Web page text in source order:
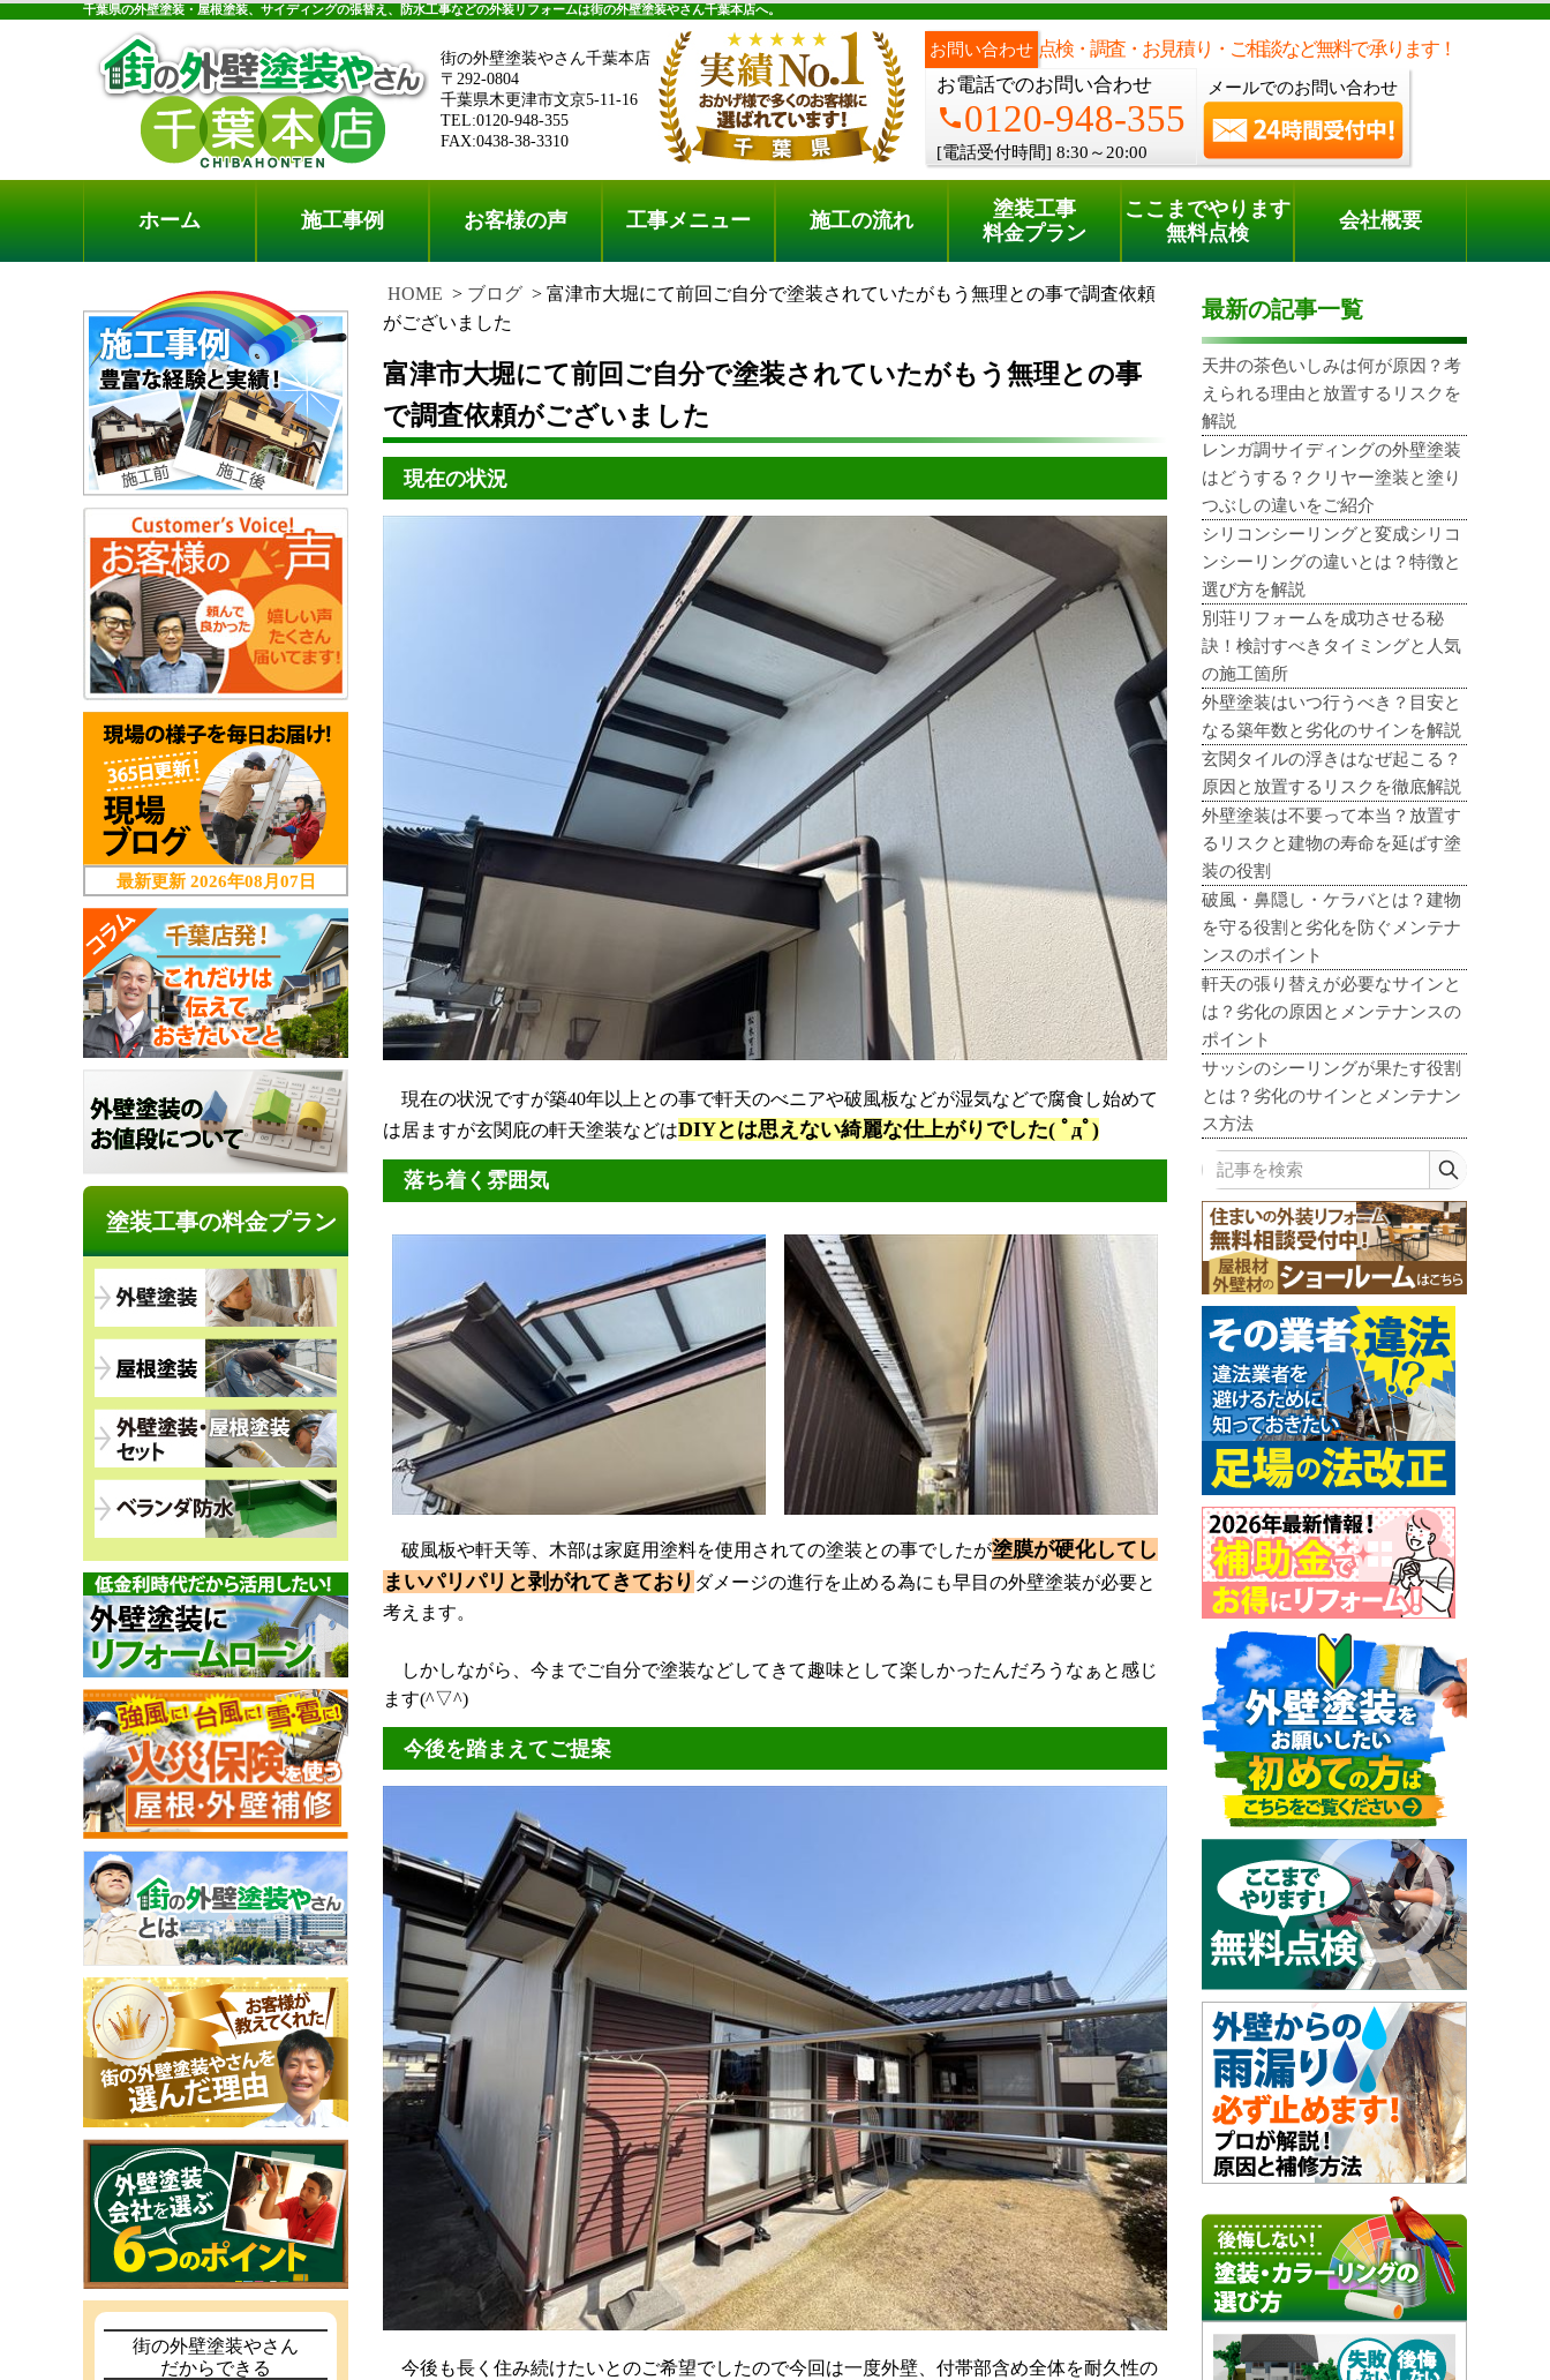
千葉県の外壁塗装・屋根塗装、サイディングの張替え、防水工事などの外装リフォームは街の外壁塗装やさん千葉本店へ。
街の外壁塗装やさん千葉本店
〒292-0804
千葉県木更津市文京5-11-16
TEL:0120-948-355
FAX:0438-38-3310
お問い合わせ 点検・調査・お見積り・ご相談など無料で承ります！
お電話でのお問い合わせ
phone0120-948-355
[電話受付時間] 8:30～20:00
メールでのお問い合わせ
料金プラン 無料点検
電話でのご相談 [8:30～20:00]
phone0120-948-355
ホーム 施工事例 お客様の声 工事メニュー 施工の流れ
塗装工事
料金プラン
ここまでやります
無料点検
会社概要
HOME ブログ
富津市大堀にて前回ご自分で塗装されていたがもう無理との事で調査依頼
がございました
富津市大堀にて前回ご自分で塗装されていたがもう無理との事
で調査依頼がございました
現在の状況
現在の状況ですが築40年以上との事で軒天のべニアや破風板などが湿気などで腐食し始めて
は居ますが玄関庇の軒天塗装などはDIYとは思えない綺麗な仕上がりでした( ﾟдﾟ)
落ち着く雰囲気
破風板や軒天等、木部は家庭用塗料を使用されての塗装との事でしたが塗膜が硬化してし
まいパリパリと剥がれてきており ダメージの進行を止める為にも早目の外壁塗装が必要と
考えます。
しかしながら、今までご自分で塗装などしてきて趣味として楽しかったんだろうなぁと感じ
ます(^▽^)
今後を踏まえてご提案
今後も長く住み続けたいとのご希望でしたので今回は一度外壁、付帯部含め全体を耐久性の
最新の記事一覧
天井の茶色いしみは何が原因？考
えられる理由と放置するリスクを
解説
レンガ調サイディングの外壁塗装
はどうする？クリヤー塗装と塗り
つぶしの違いをご紹介
シリコンシーリングと変成シリコ
ンシーリングの違いとは？特徴と
選び方を解説
別荘リフォームを成功させる秘
訣！検討すべきタイミングと人気
の施工箇所
外壁塗装はいつ行うべき？目安と
なる築年数と劣化のサインを解説
玄関タイルの浮きはなぜ起こる？
原因と放置するリスクを徹底解説
外壁塗装は不要って本当？放置す
るリスクと建物の寿命を延ばす塗
装の役割
破風・鼻隠し・ケラバとは？建物
を守る役割と劣化を防ぐメンテナ
ンスのポイント
軒天の張り替えが必要なサインと
は？劣化の原因とメンテナンスの
ポイント
サッシのシーリングが果たす役割
とは？劣化のサインとメンテナン
ス方法
記事を検索
最新更新 2026年08月07日
塗装工事の料金プラン
街の外壁塗装やさん
だからできる